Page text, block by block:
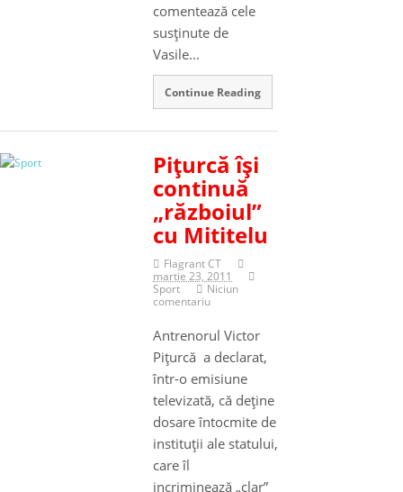
comentează cele
susţinute de
Vasile...
Continue Reading
Piţurcă îşi
continuă
„războiul”
cu Mititelu
Flagrant CT
martie 23, 2011
Sport
Niciun
comentariu
Antrenorul Victor
Piţurcă a declarat,
într-o emisiune
televizată, că deţine
dosare întocmite de
instituţii ale statului,
care îl
incriminează „clar”